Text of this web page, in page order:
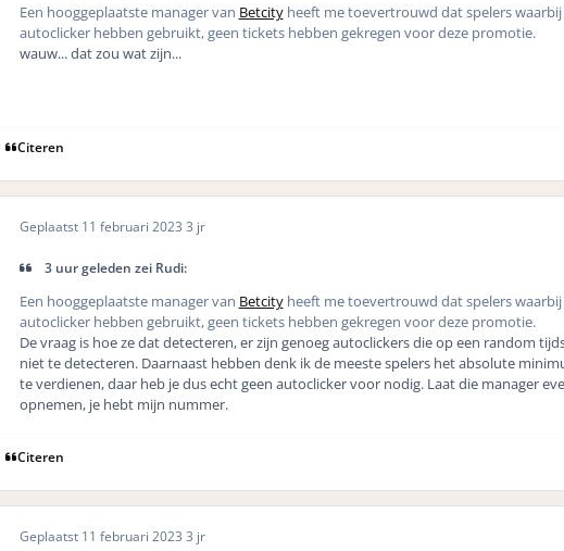
Een hooggeplaatste manager van Betcityheeft me toevertrouwd dat spelers waarbij
autoclicker hebben gebruikt, geen tickets hebben gekregen voor deze promotie.
wauw... dat zou wat zijn...
Citeren
Geplaatst 11 februari 2023 3 jr
3 uur geleden zei Rudi:
Een hooggeplaatste manager van Betcityheeft me toevertrouwd dat spelers waarbij
autoclicker hebben gebruikt, geen tickets hebben gekregen voor deze promotie.
De vraag is hoe ze dat detecteren, er zijn genoeg autoclickers die op een random
niet te detecteren. Daarnaast hebben denk ik de meeste spelers het absolute
te verdienen, daar heb je dus echt geen autoclicker voor nodig. Laat die manager
opnemen, je hebt mijn nummer.
Citeren
Geplaatst 11 februari 2023 3 jr